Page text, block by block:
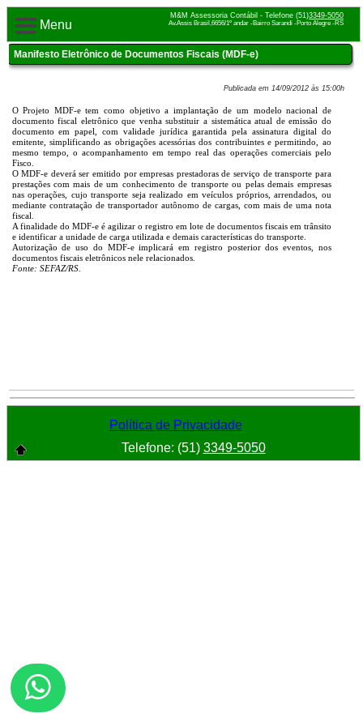
Menu
M&M Assessoria Contábil - Telefone (51)3349-5050
Av.Assis Brasil,6656/1º andar -Bairro Sarandi -Porto Alegre -RS
Manifesto Eletrônico de Documentos Fiscais (MDF-e)
Publicada em 14/09/2012 às 15:00h
O Projeto MDF-e tem como objetivo a implantação de um modelo nacional de
documento fiscal eletrônico que venha substituir a sistemática atual de emissão do
documento em papel, com validade jurídica garantida pela assinatura digital do
emitente, simplificando as obrigações acessórias dos contribuintes e permitindo, ao
mesmo tempo, o acompanhamento em tempo real das operações comerciais pelo
Fisco.
O MDF-e deverá ser emitido por empresas prestadoras de serviço de transporte para
prestações com mais de um conhecimento de transporte ou pelas demais empresas
nas operações, cujo transporte seja realizado em veículos próprios, arrendados, ou
mediante contratação de transportador autônomo de cargas, com mais de uma nota
fiscal.
A finalidade do MDF-e é agilizar o registro em lote de documentos fiscais em trânsito
e identificar a unidade de carga utilizada e demais características do transporte.
Autorização de uso do MDF-e implicará em registro posterior dos eventos, nos
documentos fiscais eletrônicos nele relacionados.
Fonte: SEFAZ/RS.
Política de Privacidade
Telefone: (51) 3349-5050